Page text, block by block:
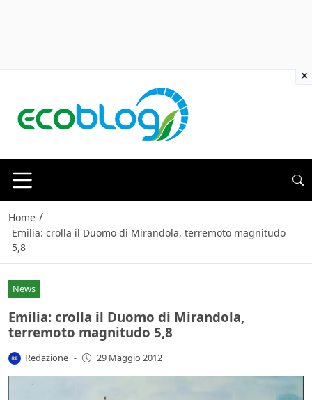
Home /
Emilia: crolla il Duomo di Mirandola, terremoto magnitudo
5,8
News
Emilia: crolla il Duomo di Mirandola,
terremoto magnitudo 5,8
Redazione - 29 Maggio 2012
×